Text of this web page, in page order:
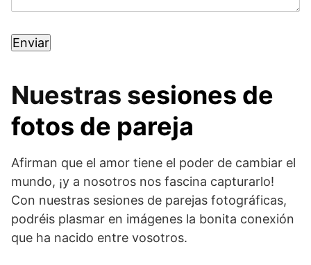
Nuestras sesiones de
fotos de pareja
Afirman que el amor tiene el poder de cambiar el
mundo, ¡y a nosotros nos fascina capturarlo!
Con nuestras sesiones de parejas fotográficas,
podréis plasmar en imágenes la bonita conexión
que ha nacido entre vosotros.